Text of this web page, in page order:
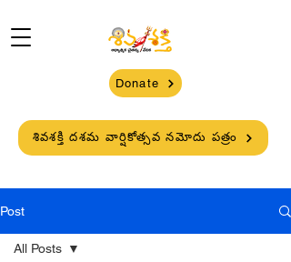
Donate
శివశక్తి దశమ వార్షికోత్సవ నమోదు పత్రం
Post
All Posts